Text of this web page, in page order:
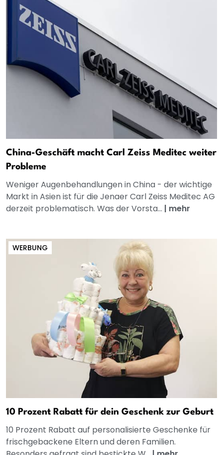
China-Geschäft macht Carl Zeiss Meditec weiter
Probleme
Weniger Augenbehandlungen in China - der wichtige
Markt in Asien ist für die Jenaer Carl Zeiss Meditec AG
derzeit problematisch. Was der Vorsta... | mehr
WERBUNG
10 Prozent Rabatt für dein Geschenk zur Geburt
10 Prozent Rabatt auf personalisierte Geschenke für
frischgebackene Eltern und deren Familien.